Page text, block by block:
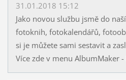
31.01.2018 15:12
Jako novou službu jsmě do
fotoknih, fotokalendářů,
si je můžete sami sestavit a
Více zde v menu AlbumMaker